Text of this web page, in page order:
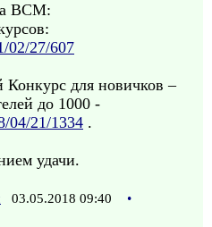
ВСМ:
02/27/607
для новичков –
до 1000 -
04/21/1334 .
удачи.
03.05.2018 09:40
•